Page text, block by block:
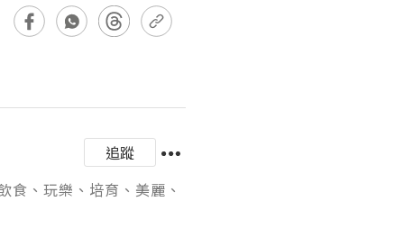
追蹤
食、玩樂、培育、美麗、